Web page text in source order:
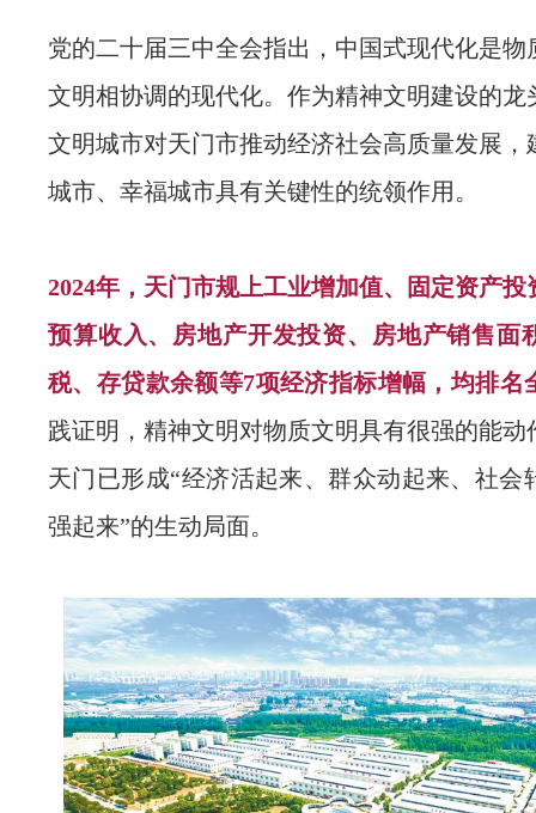
党的二十届三中全会指出，中国式现代化是物
文明相协调的现代化。作为精神文明建设的龙
文明城市对天门市推动经济社会高质量发展，
城市、幸福城市具有关键性的统领作用。
2024年，天门市规上工业增加值、固定资产投
预算收入、房地产开发投资、房地产销售面
税、存贷款余额等7项经济指标增幅，均排名
践证明，精神文明对物质文明具有很强的能动
天门已形成“经济活起来、群众动起来、社会
强起来”的生动局面。